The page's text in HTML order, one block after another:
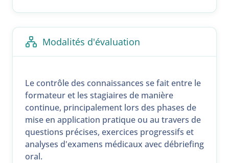
Modalités d'évaluation
Le contrôle des connaissances se fait entre le
formateur et les stagiaires de manière
continue, principalement lors des phases de
mise en application pratique ou au travers de
questions précises, exercices progressifs et
analyses d'examens médicaux avec débriefing
oral.